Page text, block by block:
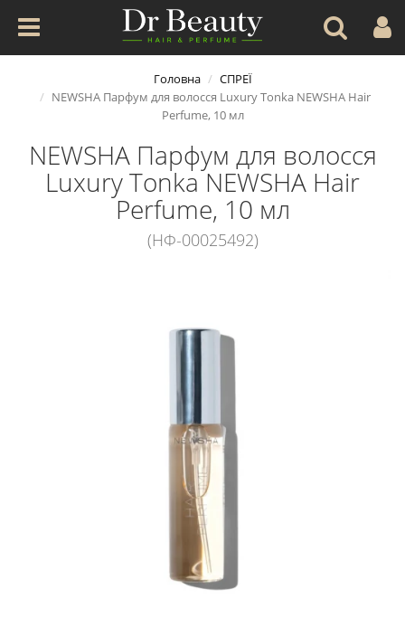
Головна
СПРЕЇ
NEWSHA Парфум для волосся Luxury Tonka NEWSHA Hair
Perfume, 10 мл
NEWSHA Парфум для волосся
Luxury Tonka NEWSHA Hair
Perfume, 10 мл
(НФ-00025492)